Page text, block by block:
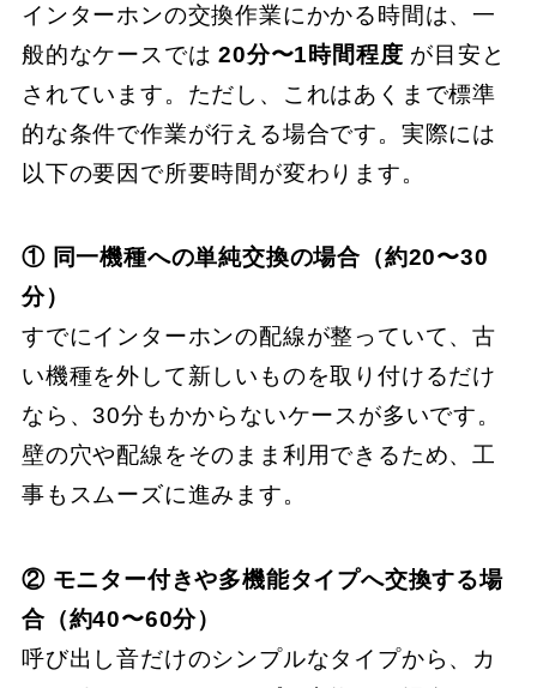
インターホンの交換作業にかかる時間は、一
般的なケースでは20分〜1時間程度 が目安と
されています。ただし、これはあくまで標準
的な条件で作業が行える場合です。実際には
以下の要因で所要時間が変わります。
① 同一機種への単純交換の場合（約20〜30
分）
すでにインターホンの配線が整っていて、古
い機種を外して新しいものを取り付けるだけ
なら、30分もかからないケースが多いです。
壁の穴や配線をそのまま利用できるため、工
事もスムーズに進みます。
② モニター付きや多機能タイプへ交換する場
合（約40〜60分）
呼び出し音だけのシンプルなタイプから、カ